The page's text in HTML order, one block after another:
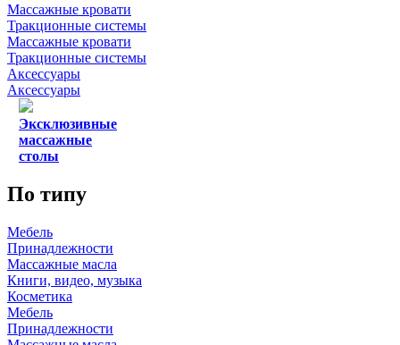
Массажные кровати
Тракционные системы
Массажные кровати
Тракционные системы
Аксессуары
Аксессуары
Эксклюзивные
массажные
столы
По типу
Мебель
Принадлежности
Массажные масла
Книги, видео, музыка
Косметика
Мебель
Принадлежности